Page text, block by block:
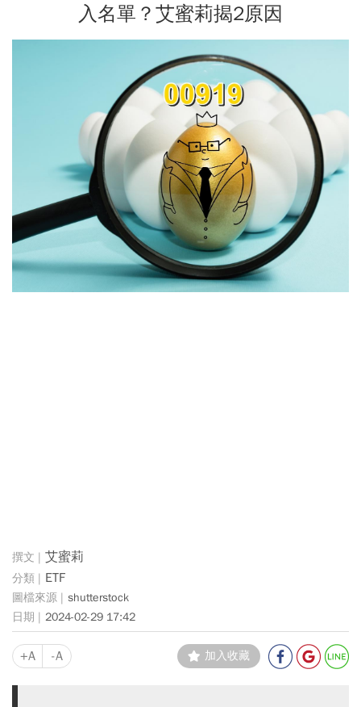
入名單？艾蜜莉揭2原因
艾蜜莉
ETF
shutterstock
2024-02-29 17:42
+A -A 加入收藏